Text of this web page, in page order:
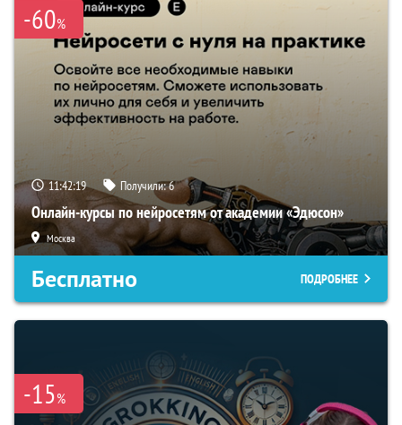
-60%
11:42:18 Получили:6
Онлайн-курсы по нейросетям от академии «Эдюсон»
Москва
Бесплатно ПОДРОБНЕЕ
-15%